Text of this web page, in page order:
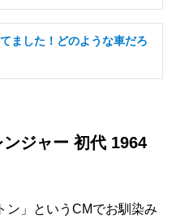
ました！どのような車だろ
ジャー 初代 1964
ン」というCMでお馴染み